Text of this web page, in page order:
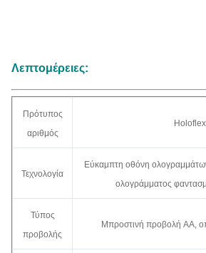
Λεπτομέρειες:
Πρότυπος
αριθμός
Holoflex
Τεχνολογία
Εύκαμπτη οθόνη
ολογράμματος
Τύπος
προβολής
Μπροστινή προβολή AA,